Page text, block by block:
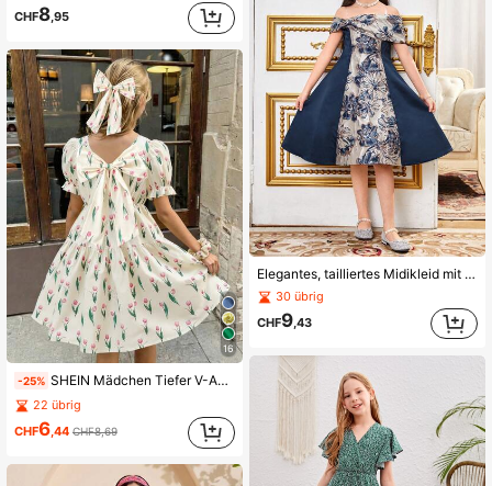
CHF8,95
16
-25% SHEIN Mädchen Tiefer V-Ausschnitt ärmelloses A-Linien Kleid mit Schleifen Dekor, elegantes und feminines Design, geeignet für Sommerfeste, Zusammenkünfte und Urlaub
22 übrig
CHF6,44 CHF8,69
Elegantes, tailliertes Midikleid mit Jacquard-Spleißen und offener Schulter für Tween-Mädchen
30 übrig
CHF9,43